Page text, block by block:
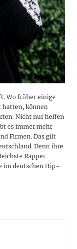
Wo früher einige
hatten, können
Nicht nur helfen
es immer mehr
Firmen. Das gilt
Denn ihre
Rapper
im deutschen Hip-